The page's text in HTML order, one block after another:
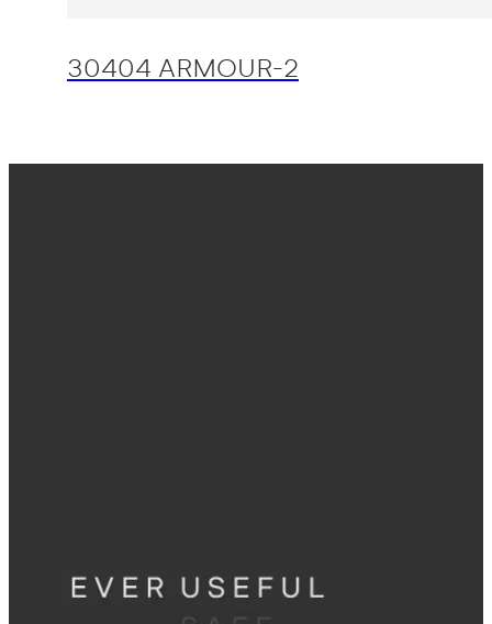
30404 ARMOUR-2